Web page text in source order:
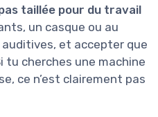
taillée pour du travail
un casque ou au
et accepter que
tu cherches une machine
ce n’est clairement pas